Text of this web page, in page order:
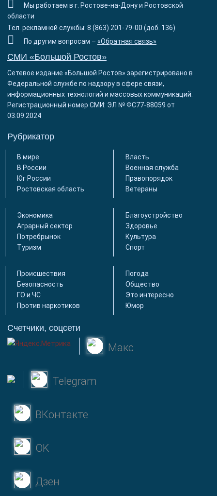
Мы работаем в г. Ростове-на-Дону и Ростовской
области
Тел. рекламной службы: 8 (863) 201-79-00 (доб. 136)
По другим вопросам – «Обратная связь»
СМИ «Большой Ростов»
Сетевое издание «Большой Ростов» зарегистрировано в
Федеральной службе по надзору в сфере связи,
информационных технологий и массовых коммуникаций.
Регистрационный номер СМИ: ЭЛ № ФС77-88059 от
03.09.2024
Рубрикатор
В мире
В России
Юг России
Ростовская область
Власть
Военная служба
Правопорядок
Ветераны
Экономика
Аграрный сектор
Потребрынок
Туризм
Благоустройство
Здоровье
Культура
Спорт
Происшествия
Безопасность
ГО и ЧС
Против наркотиков
Погода
Общество
Это интересно
Юмор
Счетчики, соцсети
Макс
Telegram
ВКонтакте
OK
Дзен